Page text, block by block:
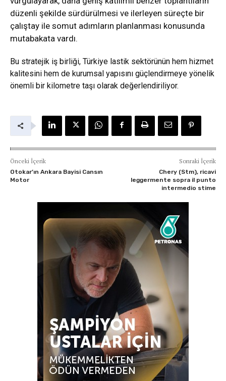
düzenli şekilde sürdürülmesi ve ilerleyen süreçte bir
çalıştay ile somut adımların planlanması konusunda
mutabakata vardı.
Bu stratejik iş birliği, Türkiye lastik sektörünün hem hizmet
kalitesini hem de kurumsal yapısını güçlendirmeye yönelik
önemli bir kilometre taşı olarak değerlendiriliyor.
Önceki İçerik
Otokar’ın Ankara Bayisi Cansın
Motor
Sonraki İçerik
Chery (Stm), ricavi
leggermente sopra il punto
intermedio stime